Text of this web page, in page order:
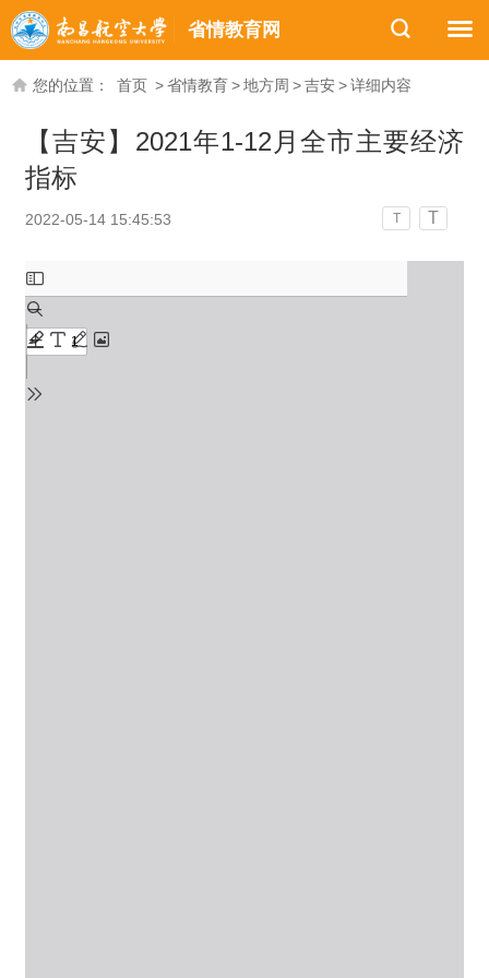
省情教育网
您的位置： 首页 >省情教育>地方周 >吉安>详细内容
【吉安】2021年1-12月全市主要经济
指标
2022-05-14 15:45:53 T T